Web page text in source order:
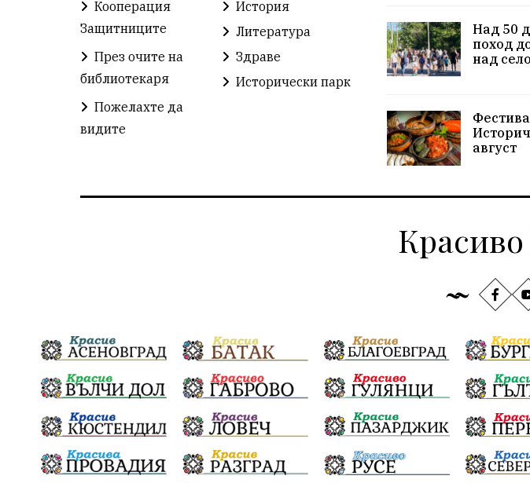
Кооперация
Защитниците
История
Литература
През очите на
библиотекаря
Здраве
Исторически парк
Пожелахте да
видите
Над 50
поход
над
август